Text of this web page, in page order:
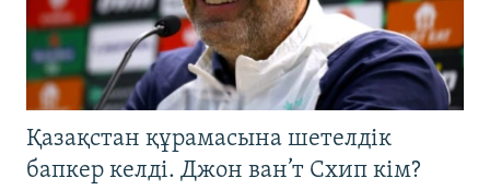
Қазақстан құрамасына шетелдік
бапкер келді. Джон ван’т Схип кім?